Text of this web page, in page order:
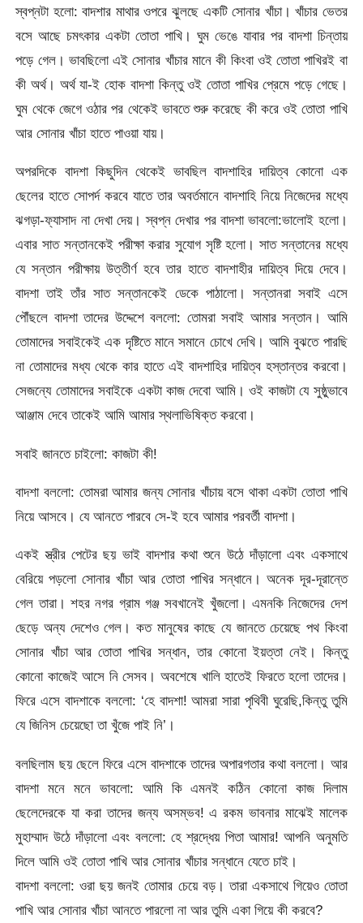
স্বপ্নটা হলো: বাদশার মাথার ওপরে ঝুলছে একটি সোনার খাঁচা। খাঁচার ভেতর
বসে আছে চমৎকার একটা তোতা পাখি। ঘুম ভেঙে যাবার পর বাদশা চিন্তায়
পড়ে গেল। ভাবছিলো এই সোনার খাঁচার মানে কী কিংবা ওই তোতা পাখিরই বা
কী অর্থ। অর্থ যা-ই হোক বাদশা কিন্তু ওই তোতা পাখির প্রেমে পড়ে গেছে।
ঘুম থেকে জেগে ওঠার পর থেকেই ভাবতে শুরু করেছে কী করে ওই তোতা পাখি
আর সোনার খাঁচা হাতে পাওয়া যায়।
অপরদিকে বাদশা কিছুদিন থেকেই ভাবছিল বাদশাহির দায়িত্ব কোনো এক
ছেলের হাতে সোপর্দ করবে যাতে তার অবর্তমানে বাদশাহি নিয়ে নিজেদের মধ্যে
ঝগড়া-ফ্যাসাদ না দেখা দেয়। স্বপ্ন দেখার পর বাদশা ভাবলো:ভালোই হলো।
এবার সাত সন্তানকেই পরীক্ষা করার সুযোগ সৃষ্টি হলো। সাত সন্তানের মধ্যে
যে সন্তান পরীক্ষায় উত্তীর্ণ হবে তার হাতে বাদশাহীর দায়িত্ব দিয়ে দেবে।
বাদশা তাই তাঁর সাত সন্তানকেই ডেকে পাঠালো। সন্তানরা সবাই এসে
পৌঁছলে বাদশা তাদের উদ্দেশে বললো: তোমরা সবাই আমার সন্তান। আমি
তোমাদের সবাইকেই এক দৃষ্টিতে মানে সমানে চোখে দেখি। আমি বুঝতে পারছি
না তোমাদের মধ্য থেকে কার হাতে এই বাদশাহির দায়িত্ব হস্তান্তর করবো।
সেজন্যে তোমাদের সবাইকে একটা কাজ দেবো আমি। ওই কাজটা যে সুষ্ঠুভাবে
আঞ্জাম দেবে তাকেই আমি আমার স্থলাভিষিক্ত করবো।
সবাই জানতে চাইলো: কাজটা কী!
বাদশা বললো: তোমরা আমার জন্য সোনার খাঁচায় বসে থাকা একটা তোতা পাখি
নিয়ে আসবে। যে আনতে পারবে সে-ই হবে আমার পরবর্তী বাদশা।
একই স্ত্রীর পেটের ছয় ভাই বাদশার কথা শুনে উঠে দাঁড়ালো এবং একসাথে
বেরিয়ে পড়লো সোনার খাঁচা আর তোতা পাখির সন্ধানে। অনেক দূর-দূরান্তে
গেল তারা। শহর নগর গ্রাম গঞ্জ সবখানেই খুঁজলো। এমনকি নিজেদের দেশ
ছেড়ে অন্য দেশেও গেল। কত মানুষের কাছে যে জানতে চেয়েছে পথ কিংবা
সোনার খাঁচা আর তোতা পাখির সন্ধান, তার কোনো ইয়ত্তা নেই। কিন্তু
কোনো কাজেই আসে নি সেসব। অবশেষে খালি হাতেই ফিরতে হলো তাদের।
ফিরে এসে বাদশাকে বললো: ‘হে বাদশা! আমরা সারা পৃথিবী ঘুরেছি,কিন্তু তুমি
যে জিনিস চেয়েছো তা খুঁজে পাই নি’।
বলছিলাম ছয় ছেলে ফিরে এসে বাদশাকে তাদের অপারগতার কথা বললো। আর
বাদশা মনে মনে ভাবলো: আমি কি এমনই কঠিন কোনো কাজ দিলাম
ছেলেদেরকে যা করা তাদের জন্য অসম্ভব! এ রকম ভাবনার মাঝেই মালেক
মুহাম্মাদ উঠে দাঁড়ালো এবং বললো: হে শ্রদ্ধেয় পিতা আমার! আপনি অনুমতি
দিলে আমি ওই তোতা পাখি আর সোনার খাঁচার সন্ধানে যেতে চাই।
বাদশা বললো: ওরা ছয় জনই তোমার চেয়ে বড়। তারা একসাথে গিয়েও তোতা
পাখি আর সোনার খাঁচা আনতে পারলো না আর তুমি একা গিয়ে কী করবে?